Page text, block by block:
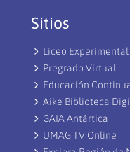
Sitios
Liceo Experimental
Pregrado Virtual
Educación
Aike Biblioteca
GAIA Antártica
UMAG TV Online